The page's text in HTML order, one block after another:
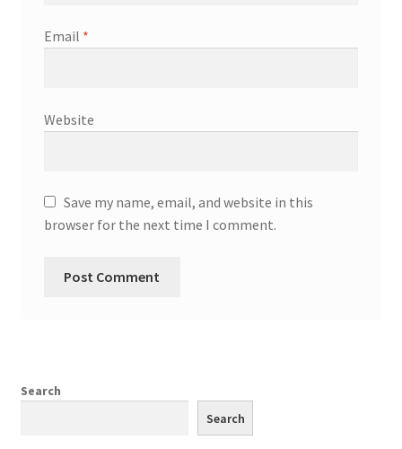
Email *
Website
Save my name, email, and website in this
browser for the next time I comment.
Search
Search